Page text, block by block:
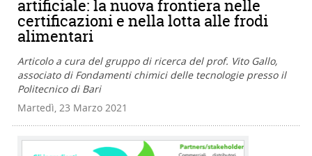
artificiale: la nuova frontiera nelle
certificazioni e nella lotta alle frodi
alimentari
Articolo a cura del gruppo di ricerca del prof. Vito Gallo,
associato di Fondamenti chimici delle tecnologie presso il
Politecnico di Bari
Martedì, 23 Marzo 2021